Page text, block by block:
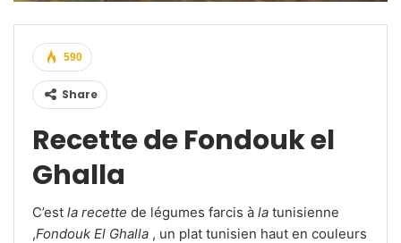
590
Share
Recette de Fondouk el
Ghalla
C’est la recette de légumes farcis à la tunisienne
,Fondouk El Ghalla , un plat tunisien haut en couleurs